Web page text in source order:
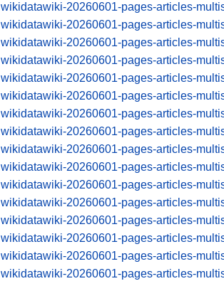
wikidatawiki-20260601-pages-articles-
wikidatawiki-20260601-pages-articles-
wikidatawiki-20260601-pages-articles-
wikidatawiki-20260601-pages-articles-
wikidatawiki-20260601-pages-articles-
wikidatawiki-20260601-pages-articles-
wikidatawiki-20260601-pages-articles-
wikidatawiki-20260601-pages-articles-
wikidatawiki-20260601-pages-articles-
wikidatawiki-20260601-pages-articles-
wikidatawiki-20260601-pages-articles-
wikidatawiki-20260601-pages-articles-
wikidatawiki-20260601-pages-articles-
wikidatawiki-20260601-pages-articles-
wikidatawiki-20260601-pages-articles-
wikidatawiki-20260601-pages-articles-